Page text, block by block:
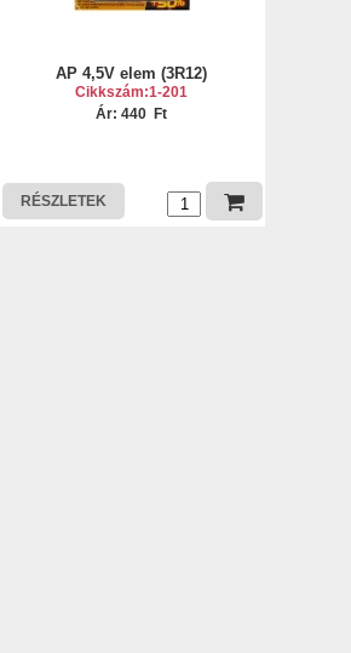
AP 4,5V elem (3R12)
Cikkszám:1-201
Ár: 440 Ft
RÉSZLETEK